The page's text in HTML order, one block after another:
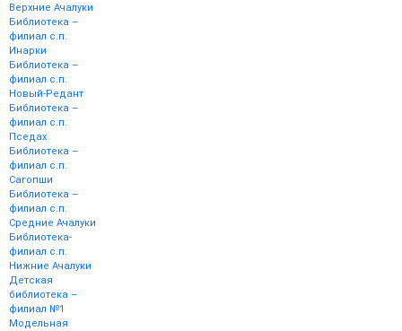
Верхние Ачалуки
Библиотека –
филиал с.п.
Инарки
Библиотека –
филиал с.п.
Новый-Редант
Библиотека –
филиал с.п.
Пседах
Библиотека –
филиал с.п.
Сагопши
Библиотека –
филиал с.п.
Средние Ачалуки
Библиотека-
филиал с.п.
Нижние Ачалуки
Детская
библиотека –
филиал №1
Модельная